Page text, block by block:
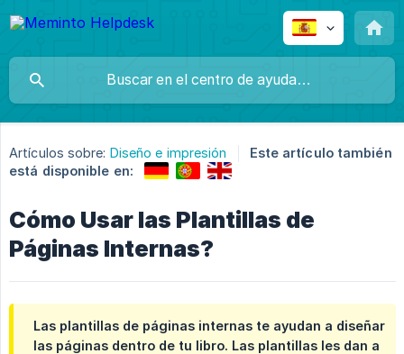
Artículos sobre: Diseño e impresión
Este artículo también
está disponible en:
Cómo Usar las Plantillas de
Páginas Internas?
Las plantillas de páginas internas te ayudan a diseñar
las páginas dentro de tu libro. Las plantillas les dan a